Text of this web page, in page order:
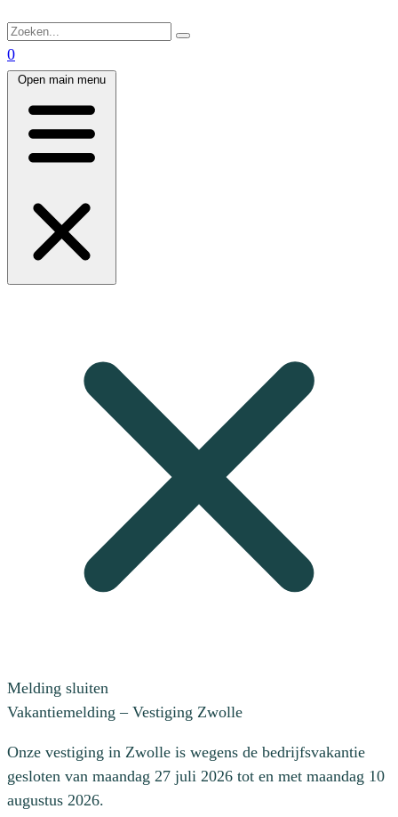
0
Open main menu
Melding sluiten
Vakantiemelding – Vestiging Zwolle
Onze vestiging in Zwolle is wegens de bedrijfsvakantie
gesloten van maandag 27 juli 2026 tot en met maandag 10
augustus 2026.